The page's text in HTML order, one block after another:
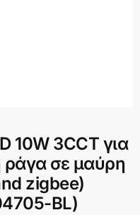
10W 3CCT για
ράγα σε μαύρη
zigbee)
BL)